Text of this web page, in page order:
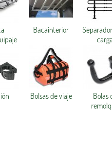
Bacainterior
carga
Bolsas de viaje
Bolas